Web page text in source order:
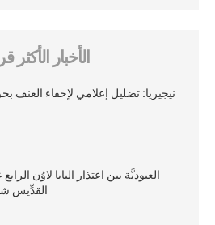
الأخبار الأكثر
نيجيريا: تضليل إعلامي لإخفاء العنف
العبوديَّة بين اعتذار البابا لاوُن
القدِّيس